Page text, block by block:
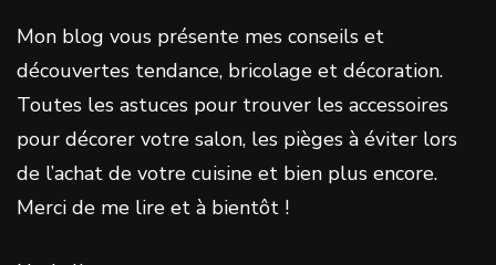
Mon blog vous présente mes conseils et
découvertes tendance, bricolage et décoration.
Toutes les astuces pour trouver les accessoires
pour décorer votre salon, les pièges à éviter lors
de l’achat de votre cuisine et bien plus encore.
Merci de me lire et à bientôt !